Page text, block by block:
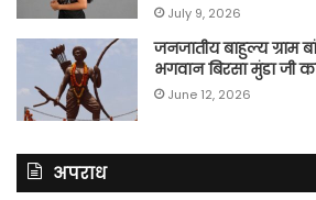
July 9, 2026
जनजातीय बाहुल्य ग्राम
भगवान बिरसा मुंडा जी
June 12, 2026
अपराध